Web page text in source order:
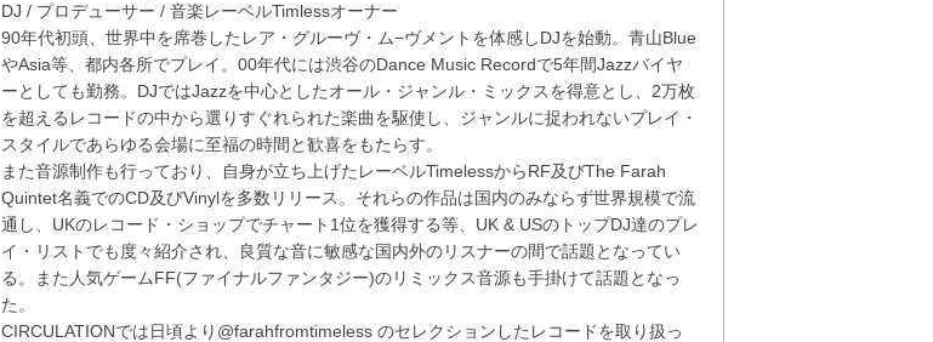
DJ / プロデューサー / 音楽レーベルTimlessオーナー
90年代初頭、世界中を席巻したレア・グルーヴ・ム−ヴメントを体感しDJを始動。青山Blue
やAsia等、都内各所でプレイ。00年代には渋谷のDance Music Recordで5年間Jazzバイヤ
ーとしても勤務。DJではJazzを中心としたオール・ジャンル・ミックスを得意とし、2万枚
を超えるレコードの中から選りすぐれられた楽曲を駆使し、ジャンルに捉われないプレイ・
スタイルであらゆる会場に至福の時間と歓喜をもたらす。
また音源制作も行っており、自身が立ち上げたレーベルTimelessからRF及びThe Farah
Quintet名義でのCD及びVinylを多数リリース。それらの作品は国内のみならず世界規模で流
通し、UKのレコード・ショップでチャート1位を獲得する等、UK & USのトップDJ達のプレ
イ・リストでも度々紹介され、良質な音に敏感な国内外のリスナーの間で話題となってい
る。また人気ゲームFF(ファイナルファンタジー)のリミックス音源も手掛けて話題となっ
た。
CIRCULATIONでは日頃より@farahfromtimeless のセレクションしたレコードを取り扱っ